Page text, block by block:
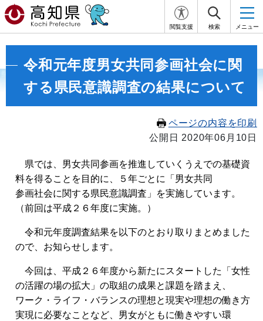
閲覧支援 検索 メニュー
令和元年度男女共同参画社会に関
する県民意識調査の結果について
ページの内容を印刷
公開日 2020年06月10日
県では、男女共同参画を推進していくうえでの基礎資
料を得ることを目的に、５年ごとに「男女共同
参画社会に関する県民意識調査」を実施しています。
（前回は平成２６年度に実施。）
令和元年度調査結果を以下のとおり取りまとめました
ので、お知らせします。
今回は、平成２６年度から新たにスタートした「女性
の活躍の場の拡大」の取組の成果と課題を踏まえ、
ワーク・ライフ・バランスの理想と現実や理想の働き方
実現に必要なことなど、男女がともに働きやすい環